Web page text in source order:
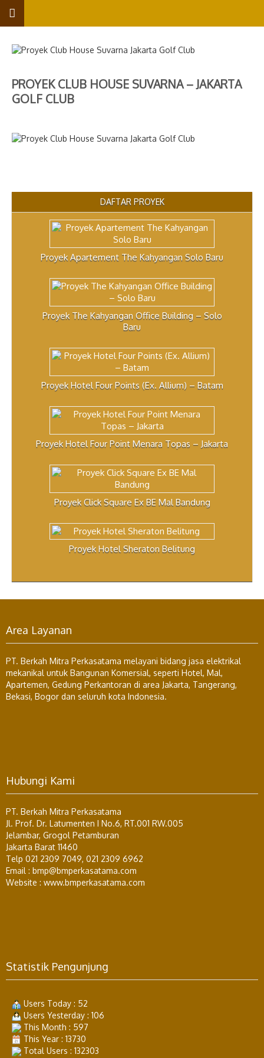
PROYEK CLUB HOUSE SUVARNA – JAKARTA
GOLF CLUB
DAFTAR PROYEK
Proyek Apartement The Kahyangan Solo Baru
Proyek The Kahyangan Office Building – Solo
Baru
Proyek Hotel Four Points (Ex. Allium) – Batam
Proyek Hotel Four Point Menara Topas – Jakarta
Proyek Click Square Ex BE Mal Bandung
Proyek Hotel Sheraton Belitung
Area Layanan
PT. Berkah Mitra Perkasatama melayani bidang jasa elektrikal
mekanikal untuk Bangunan Komersial, seperti Hotel, Mal,
Apartemen, Gedung Perkantoran di area Jakarta, Tangerang,
Bekasi, Bogor dan seluruh kota Indonesia.
Hubungi Kami
PT. Berkah Mitra Perkasatama
Jl. Prof. Dr. Latumenten I No.6, RT.001 RW.005
Jelambar, Grogol Petamburan
Jakarta Barat 11460
Telp 021 2309 7049, 021 2309 6962
Email : bmp@bmperkasatama.com
Website : www.bmperkasatama.com
Statistik Pengunjung
Users Today : 52
Users Yesterday : 106
This Month : 597
This Year : 13730
Total Users : 132303